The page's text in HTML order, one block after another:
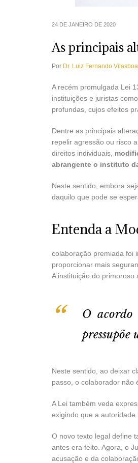
24 DE JANEIRO DE 2020
As principais
Por Dr. Luiz Fernando
A recém promulgada Lei
instituições e juristas
profundas, cujos efeitos
Dentre as principais
repelir agressão ou risco
direitos individuais,
abrangente o instituto
Neste sentido, embora
daquilo que pode se
Entenda a
colaboração premiada foi
proporcionar mais
A instituição do primoroso
O acordo
pressupõe
Neste sentido, ao deixar
passo, o colaborador não
A Lei também veda
exigindo que a
O novo texto legal define
antes era feito. Agora, o
acusação e da